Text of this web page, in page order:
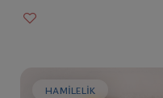
HAMILELIK